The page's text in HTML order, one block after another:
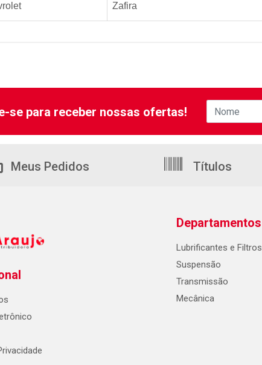
Zafira
se para receber nossas ofertas!
Meus Pedidos Títulos
Departamentos
Lubrificantes e Filtros
Suspensão
Transmissão
Mecânica